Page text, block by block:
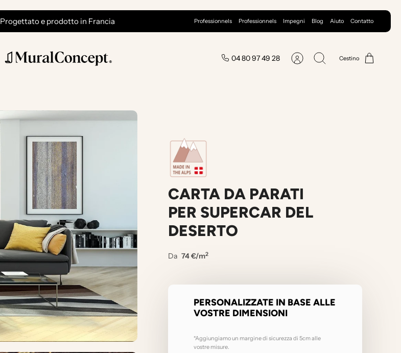
Progettato e prodotto in Francia Professionnels Professionnels Impegni Blog Aiuto Contatto
04 80 97 49 28 Conto Ricerca Cestino
CARTA DA PARATI
PER SUPERCAR DEL
DESERTO
Da 74 €/m2
PERSONALIZZATE IN BASE ALLE
VOSTRE DIMENSIONI
*Aggiungiamo un margine di sicurezza di 5cm alle
vostre misure.